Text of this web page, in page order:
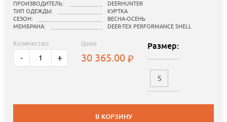
ПРОИЗВОДИТЕЛЬ:
DEERHUNTER
ТИП ОДЕЖДЫ:
КУРТКА
СЕЗОН:
ВЕСНА-ОСЕНЬ
МЕМБРАНА:
DEER-TEX PERFORMANCE SHELL
Количество:
- +
Цена:
30 365.00
Размер:
S
В КОРЗИНУ